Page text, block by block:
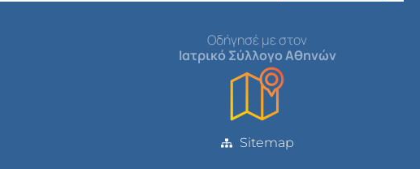
Οδήγησέ με στον
Ιατρικό Σύλλογο Αθηνών
Sitemap